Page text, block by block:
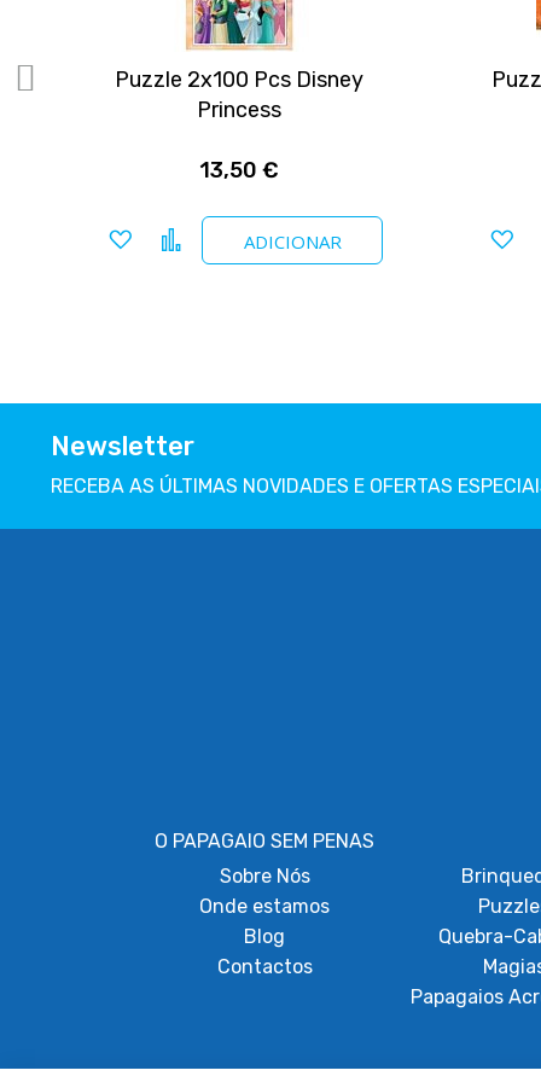
Puzzle 2x100 Pcs Disney
Princess
13,50 €
ADICIONAR
Adicionar a favoritos
Comparar
Newsletter
RECEBA AS ÚLTIMAS NOVIDADES E OFERTAS
O PAPAGAIO SEM PENAS
Sobre Nós
Onde estamos
Blog
Contactos
Quebra-
Papagaios